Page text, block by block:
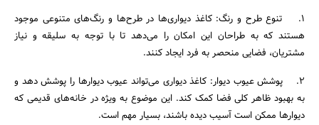
1. تنوع طرح و رنگ: کاغذ دیواری‌ها در طرح‌ها و رنگ‌های متنوعی موجود
هستند که به طراحان این امکان را می‌دهد تا با توجه به سلیقه و نیاز
مشتریان، فضایی منحصر به فرد ایجاد کنند.
2. پوشش عیوب دیوار: کاغذ دیواری می‌تواند عیوب دیوارها را پوشش دهد و
به بهبود ظاهر کلی فضا کمک کند. این موضوع به ویژه در خانه‌های قدیمی که
دیوارها ممکن است آسیب دیده باشند، بسیار مهم است.